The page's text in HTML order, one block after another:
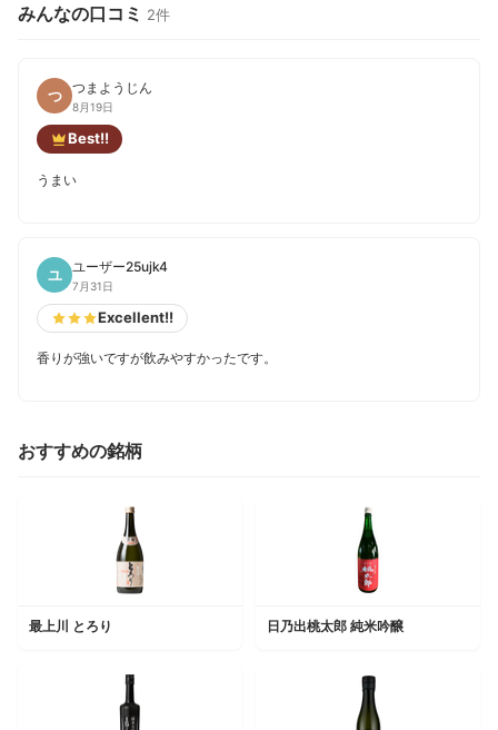
みんなの口コミ 2件
つ つまようじん
8月19日
Best!!
うまい
ユ ユーザー25ujk4
7月31日
Excellent!!
香りが強いですが飲みやすかったです。
おすすめの銘柄
最上川 とろり 日乃出桃太郎 純米吟醸